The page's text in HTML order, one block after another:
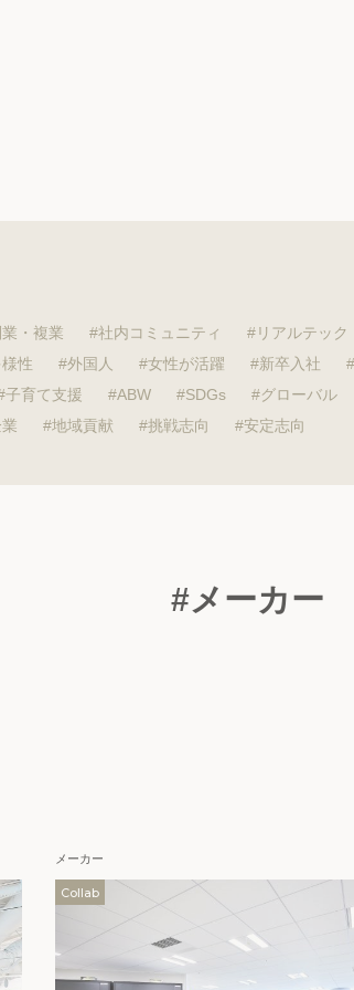
・複業 社内コミュニティ リアルテック
性
外国人 女性が活躍 新卒入社
子育て支援
ABW SDGs グローバル
地域貢献 挑戦志向 安定志向
#メーカー
メーカー
Collab